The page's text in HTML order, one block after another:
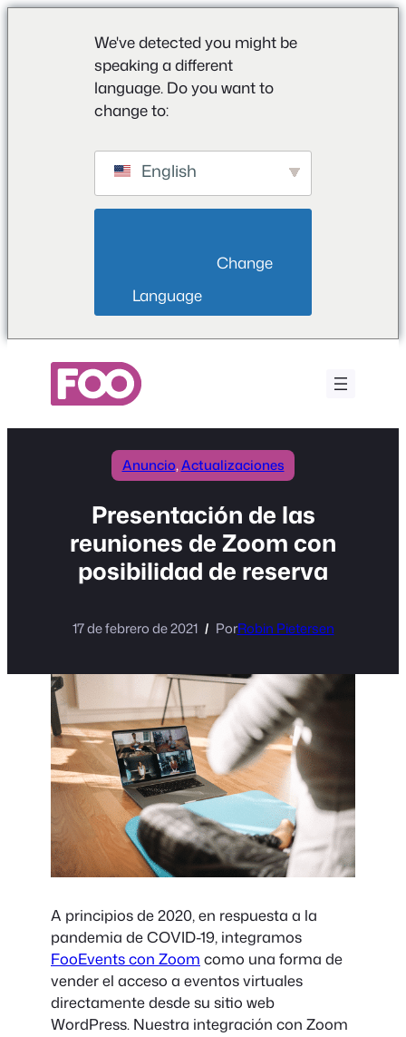
We've detected you might be
speaking a different
language. Do you want to
change to:
English
Language
contenido
Anuncio, Actualizaciones
Presentación de las
reuniones de Zoom con
posibilidad de reserva
17 de febrero de 2021 PorRobin Pietersen
A principios de 2020, en respuesta a la
pandemia de COVID-19, integramos
FooEvents con Zoom como una forma de
vender el acceso a eventos virtuales
directamente desde su sitio web
WordPress. Nuestra integración con Zoom